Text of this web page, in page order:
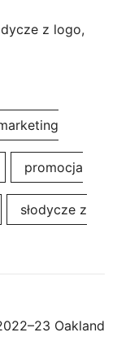
z logo,
promocja
słodycze z
Oakland